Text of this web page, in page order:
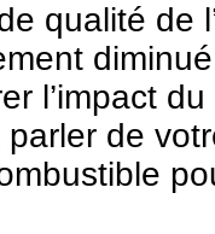
qualité de
l’impact
parler de